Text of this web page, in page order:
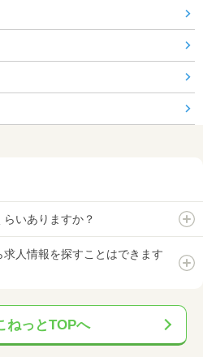
いありますか？
人情報を探すことはできます
ねっとTOPへ